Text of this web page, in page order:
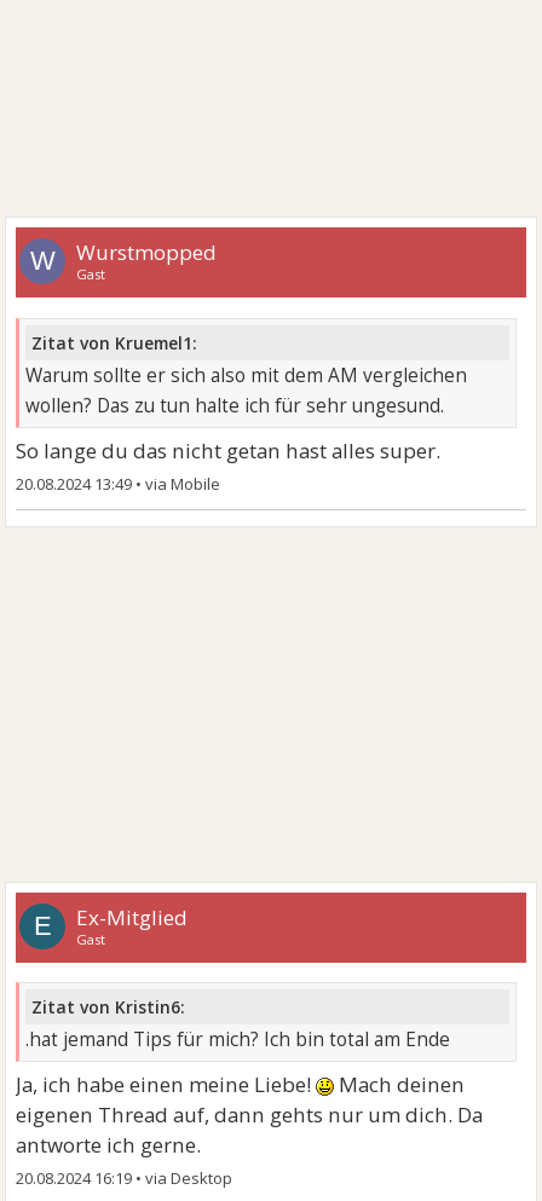
W Wurstmopped
Gast
Zitat von Kruemel1:
Warum sollte er sich also mit dem AM vergleichen
wollen? Das zu tun halte ich für sehr ungesund.
So lange du das nicht getan hast alles super.
20.08.2024 13:49 •
E Ex-Mitglied
Gast
Zitat von Kristin6:
.hat jemand Tips für mich? Ich bin total am Ende
Ja, ich habe einen meine Liebe!
Mach deinen
eigenen Thread auf, dann gehts nur um dich. Da
antworte ich gerne.
20.08.2024 16:19 •